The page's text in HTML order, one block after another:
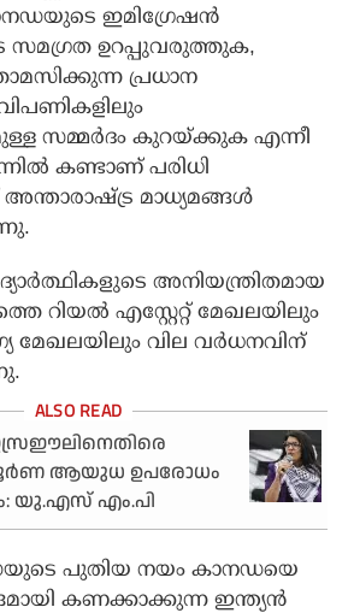
ഇമിഗ്രേഷന്‍
സമഗ്രത ഉറപ്പുവരുത്തുക,
പ്രധാന
സമ്മര്‍ദം കുറയ്ക്കുക എന്നീ
കണ്ടാണ് പരിധി
അന്താരാഷ്ട്ര മാധ്യമങ്ങള്‍
അനിയന്ത്രിതമായ
റിയല്‍ എസ്റ്റേറ്റ് മേഖലയിലും
വില വര്‍ധനവിന്
ആയുധ ഉപരോധം
യു.എസ് എം.പി
പുതിയ നയം കാനഡയെ
കണക്കാക്കുന്ന ഇന്ത്യന്‍